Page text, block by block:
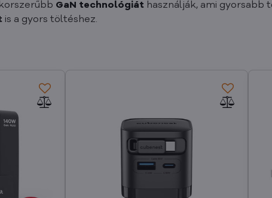
GaN technológiáthasználják, ami gyorsabb
is a gyors töltéshez.